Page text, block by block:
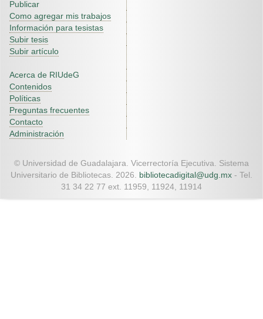
Publicar
Como agregar mis trabajos
Información para tesistas
Subir tesis
Subir artículo
Acerca de RIUdeG
Contenidos
Políticas
Preguntas frecuentes
Contacto
Administración
© Universidad de Guadalajara. Vicerrectoría Ejecutiva. Sistema
Universitario de Bibliotecas. 2026. bibliotecadigital@udg.mx - Tel.
31 34 22 77 ext. 11959, 11924, 11914